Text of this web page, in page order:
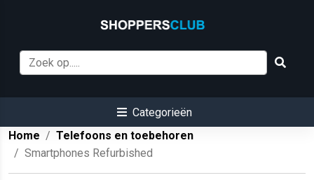
Categorieën
Home
Telefoons en toebehoren
Smartphones Refurbished